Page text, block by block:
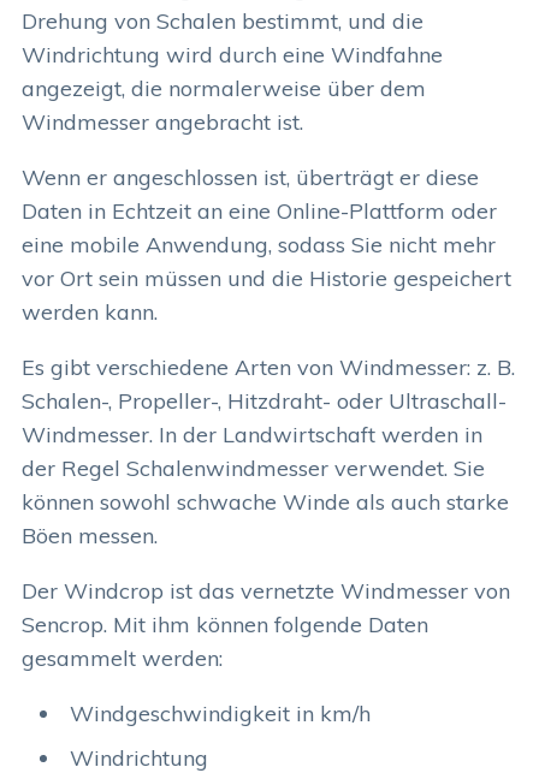
Drehung von Schalen bestimmt, und die
Windrichtung wird durch eine Windfahne
angezeigt, die normalerweise über dem
Windmesser angebracht ist.
Wenn er angeschlossen ist, überträgt er diese
Daten in Echtzeit an eine Online-Plattform oder
eine mobile Anwendung, sodass Sie nicht mehr
vor Ort sein müssen und die Historie gespeichert
werden kann.
Es gibt verschiedene Arten von Windmesser: z. B.
Schalen-, Propeller-, Hitzdraht- oder Ultraschall-
Windmesser. In der Landwirtschaft werden in
der Regel Schalenwindmesser verwendet. Sie
können sowohl schwache Winde als auch starke
Böen messen.
Der Windcrop ist das vernetzte Windmesser von
Sencrop. Mit ihm können folgende Daten
gesammelt werden:
Windgeschwindigkeit in km/h
Windrichtung